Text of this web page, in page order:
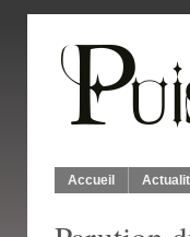
Accueil